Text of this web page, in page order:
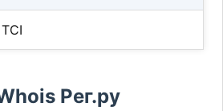
TCI
Рег.ру